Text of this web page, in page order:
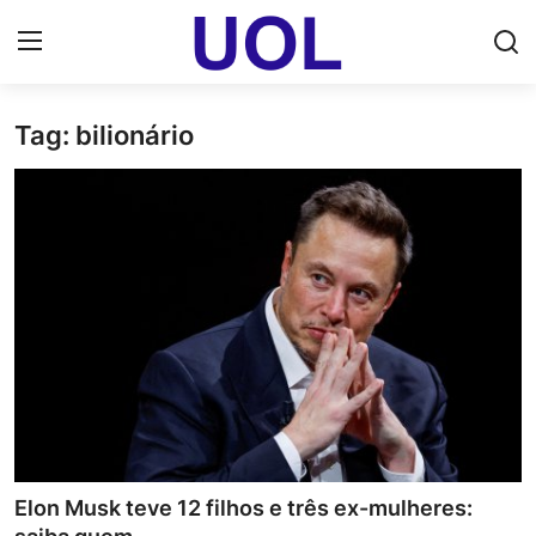
Login
Uol pt Bate Papo Gratis
Dólar Cotação de Hoje
Tag: bilionário
Elon Musk teve 12 filhos e três ex-mulheres: